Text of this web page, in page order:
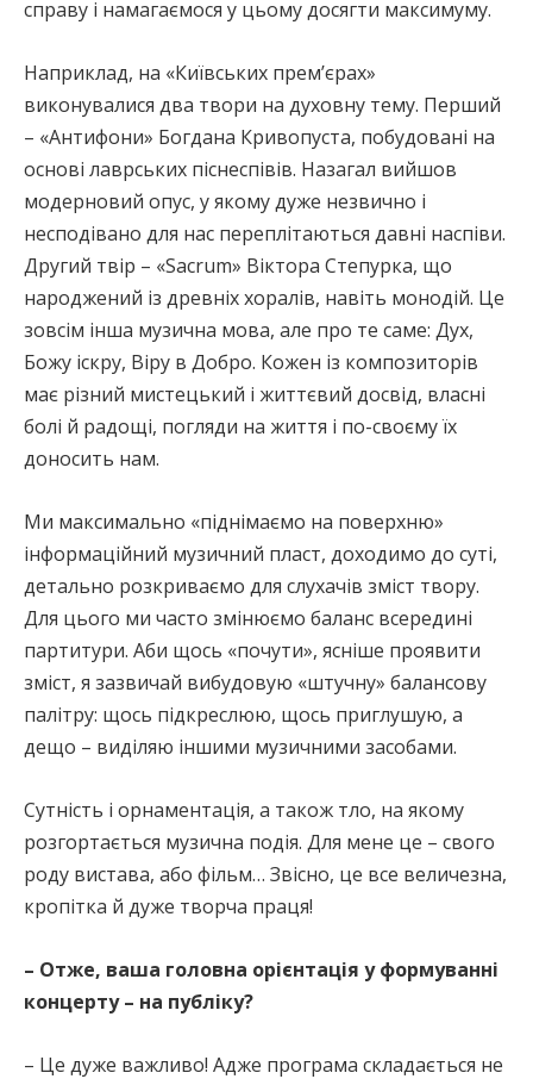
справу і намагаємося у цьому досягти максимуму.
Наприклад, на «Київських прем’єрах»
виконувалися два твори на духовну тему. Перший
– «Антифони» Богдана Кривопуста, побудовані на
основі лаврських піснеспівів. Назагал вийшов
модерновий опус, у якому дуже незвично і
несподівано для нас переплітаються давні наспіви.
Другий твір – «Sacrum» Віктора Степурка, що
народжений із древніх хоралів, навіть монодій. Це
зовсім інша музична мова, але про те саме: Дух,
Божу іскру, Віру в Добро. Кожен із композиторів
має різний мистецький і життєвий досвід, власні
болі й радощі, погляди на життя і по-своєму їх
доносить нам.
Ми максимально «піднімаємо на поверхню»
інформаційний музичний пласт, доходимо до суті,
детально розкриваємо для слухачів зміст твору.
Для цього ми часто змінюємо баланс всередині
партитури. Аби щось «почути», ясніше проявити
зміст, я зазвичай вибудовую «штучну» балансову
палітру: щось підкреслюю, щось приглушую, а
дещо – виділяю іншими музичними засобами.
Сутність і орнаментація, а також тло, на якому
розгортається музична подія. Для мене це – свого
роду вистава, або фільм… Звісно, це все величезна,
кропітка й дуже творча праця!
– Отже, ваша головна орієнтація у формуванні
концерту – на публіку?
– Це дуже важливо! Адже програма складається не